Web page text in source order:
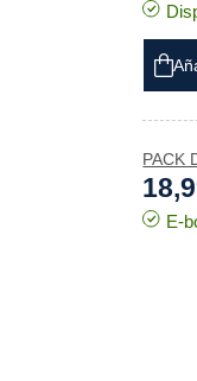
PACK
E-